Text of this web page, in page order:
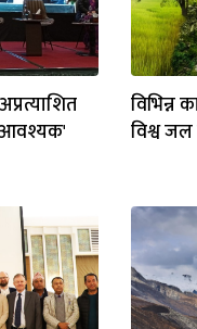
आवश्यक'
विभिन्न
विश्व